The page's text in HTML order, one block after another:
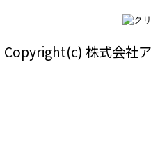
Copyright(c) 株式会社